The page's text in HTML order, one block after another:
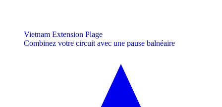
Vietnam Extension Plage
Combinez votre circuit avec une pause balnéaire